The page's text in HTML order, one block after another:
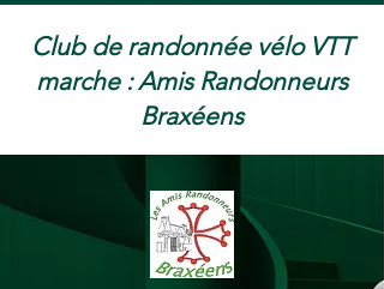
Club de randonnée vélo VTT
marche : Amis Randonneurs
Braxéens